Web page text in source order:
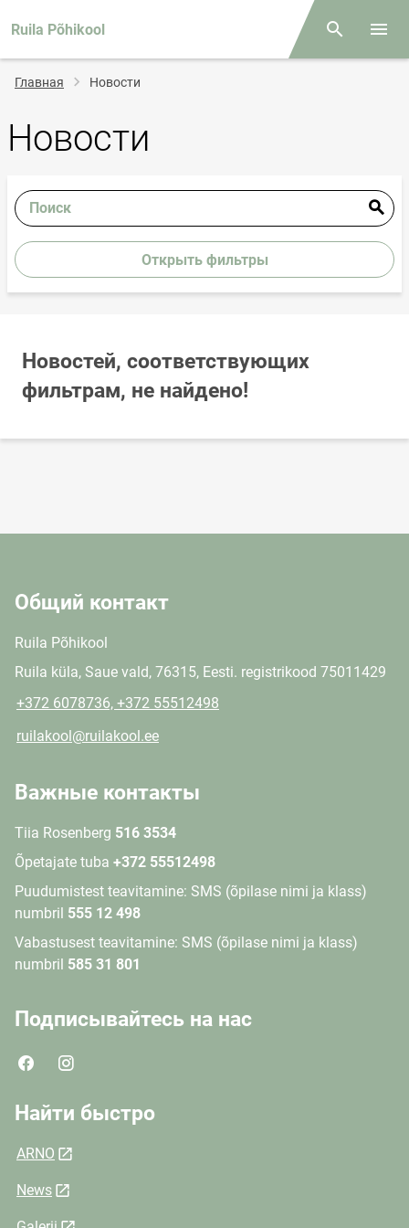
Ruila Põhikool Поиск
Строка
навигации
Главная Новости
Новости
Поиск
Открыть фильтры
Новостей, соответствующих
фильтрам, не найдено!
Общий контакт
Ruila Põhikool
Ruila küla, Saue vald, 76315, Eesti. registrikood 75011429
+372 6078736, +372 55512498
ruilakool@ruilakool.ee
Важные контакты
Tiia Rosenberg 516 3534
Õpetajate tuba +372 55512498
Puudumistest teavitamine: SMS (õpilase nimi ja klass)
numbril 555 12 498
Vabastusest teavitamine: SMS (õpilase nimi ja klass)
numbril 585 31 801
Подписывайтесь на нас
Найти быстро
ARNO
News